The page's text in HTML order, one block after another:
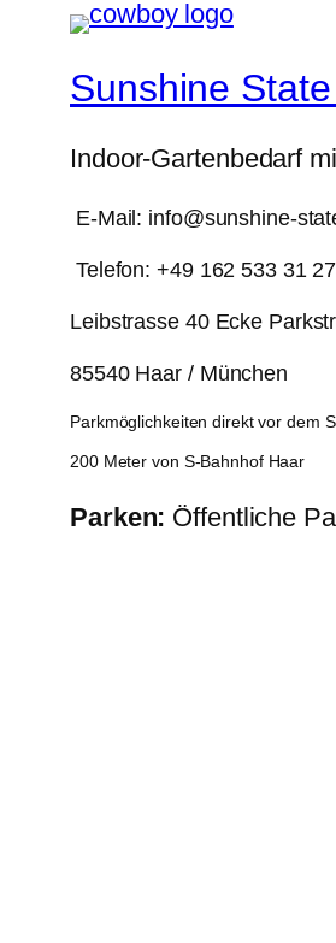
Sunshine
Indoor-Gartenbedarf
E-Mail: info@sunshine-
Telefon: +49 162 533 31 27
Leibstrasse 40 Ecke
85540 Haar / München
Parkmöglichkeiten direkt vor dem
200 Meter von S-Bahnhof Haar
Parken: Öffentliche